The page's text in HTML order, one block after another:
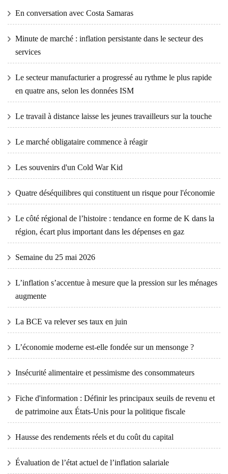
En conversation avec Costa Samaras
Minute de marché : inflation persistante dans le secteur des
services
Le secteur manufacturier a progressé au rythme le plus rapide
en quatre ans, selon les données ISM
Le travail à distance laisse les jeunes travailleurs sur la touche
Le marché obligataire commence à réagir
Les souvenirs d'un Cold War Kid
Quatre déséquilibres qui constituent un risque pour l'économie
Le côté régional de l’histoire : tendance en forme de K dans la
région, écart plus important dans les dépenses en gaz
Semaine du 25 mai 2026
L’inflation s’accentue à mesure que la pression sur les ménages
augmente
La BCE va relever ses taux en juin
L’économie moderne est-elle fondée sur un mensonge ?
Insécurité alimentaire et pessimisme des consommateurs
Fiche d'information : Définir les principaux seuils de revenu et
de patrimoine aux États-Unis pour la politique fiscale
Hausse des rendements réels et du coût du capital
Évaluation de l’état actuel de l’inflation salariale